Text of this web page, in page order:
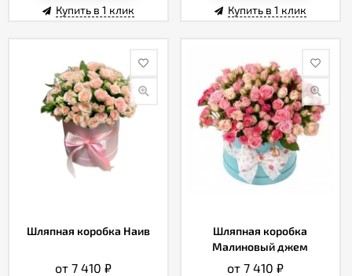
Купить в 1 клик Купить в 1 клик
Шляпная коробка Наив
от 7 410₽
Шляпная коробка
Малиновый джем
от 7 410₽